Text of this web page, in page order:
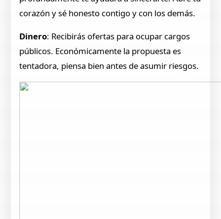
corazón y sé honesto contigo y con los demás.
Dinero: Recibirás ofertas para ocupar cargos
públicos. Económicamente la propuesta es
tentadora, piensa bien antes de asumir riesgos.